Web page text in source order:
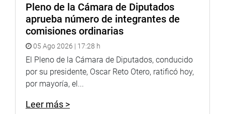
OFICINA DE COMUNICACIONES E IMAGEN
INSTITUCIONAL
Pleno de la Cámara de Diputados
aprueba número de integrantes de
comisiones ordinarias
05 Ago 2026 | 17:28 h
El Pleno de la Cámara de Diputados, conducido
por su presidente, Oscar Reto Otero, ratificó hoy,
por mayoría, el...
Leer más >